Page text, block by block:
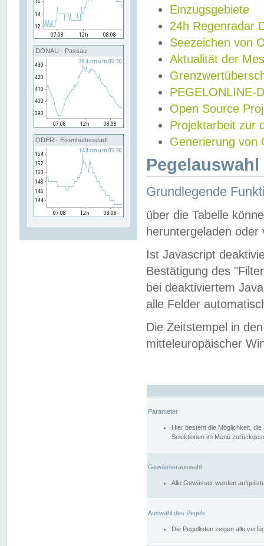
DONAU - Passau
ODER - Eisenhüttenstadt
Einzugsgebiete
24h Regenradar
Seezeichen von
Aktualität der
PEGELONLINE-
Open Source
Projektarbeit zur
Generierung von
Grundlegende
über die Tabelle
heruntergeladen oder
Ist Javascript
Bestätigung des
bei deaktiviertem
alle Felder
Die Zeitstempel in
mitteleuropäischer
Parameter
Hier besteht die Möglichkeit,
Selektionen im Menü
Gewässerauswahl
Alle Gewässer werden
Auswahl des Pegels
Die Pegellisten zeigen alle